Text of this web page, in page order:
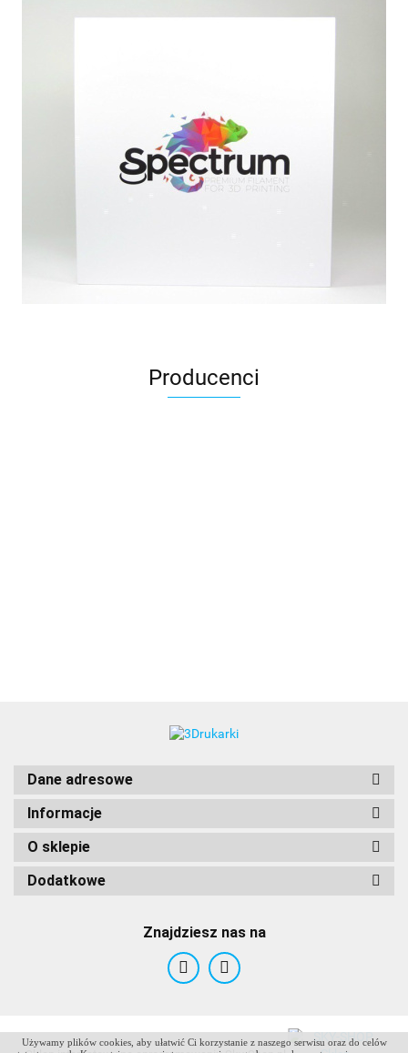
Używamy plików cookies, aby ułatwić Ci korzystanie z naszego serwisu oraz do celów
Producenci
ANTCLABS
Dane adresowe
Informacje
O sklepie
Dodatkowe
Znajdziesz nas na